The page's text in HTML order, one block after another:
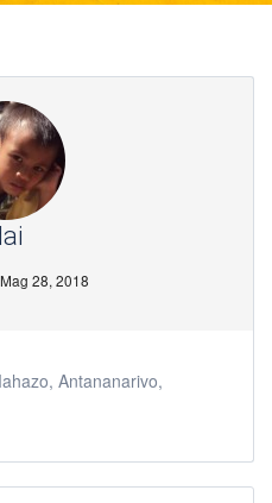
28, 2018
Antananarivo,